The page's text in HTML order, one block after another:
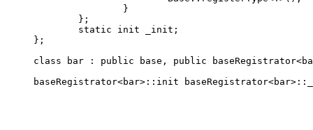
};
class bar : public base, public
baseRegistrator<bar>::init